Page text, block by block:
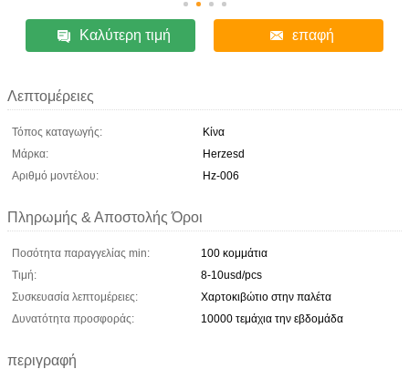
Καλύτερη τιμή επαφή
Λεπτομέρειες
Τόπος καταγωγής:
Κίνα
Μάρκα:
Herzesd
Αριθμό μοντέλου:
Hz-006
Πληρωμής & Αποστολής Όροι
Ποσότητα παραγγελίας min:
100 κομμάτια
Τιμή:
8-10usd/pcs
Συσκευασία λεπτομέρειες:
Χαρτοκιβώτιο στην παλέτα
Δυνατότητα προσφοράς:
10000 τεμάχια την εβδομάδα
περιγραφή